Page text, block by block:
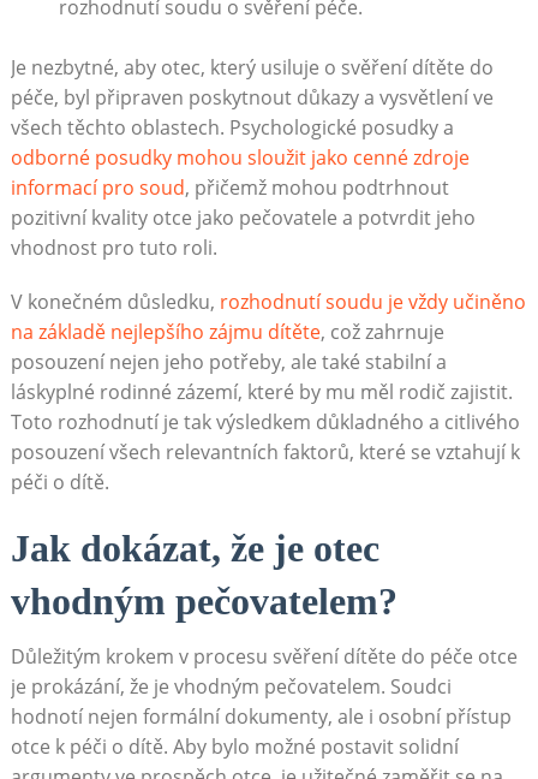
rozhodnutí soudu o svěření péče.
Je nezbytné, aby otec, který usiluje o svěření dítěte do
péče, byl připraven poskytnout důkazy a vysvětlení ve
všech těchto oblastech. Psychologické posudky a
odborné posudky mohou sloužit jako cenné zdroje
informací pro soud, přičemž mohou podtrhnout
pozitivní kvality otce jako pečovatele a potvrdit jeho
vhodnost pro tuto roli.
V konečném důsledku, rozhodnutí soudu je vždy učiněno
na základě nejlepšího zájmu dítěte, což zahrnuje
posouzení nejen jeho potřeby, ale také stabilní a
láskyplné rodinné zázemí, které by mu měl rodič zajistit.
Toto rozhodnutí je tak výsledkem důkladného a citlivého
posouzení všech relevantních faktorů, které se vztahují k
péči o dítě.
Jak dokázat, že je otec
vhodným pečovatelem?
Důležitým krokem v procesu svěření dítěte do péče otce
je prokázání, že je vhodným pečovatelem. Soudci
hodnotí nejen formální dokumenty, ale i osobní přístup
otce k péči o dítě. Aby bylo možné postavit solidní